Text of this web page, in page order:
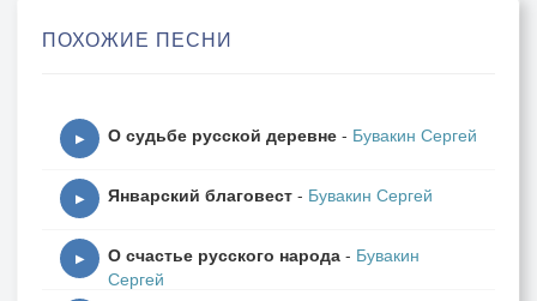
и снег мерцает как дорогой хрусталь.
и бросит серебро на макушки лип.
и сразу слышится половицы скрип.
Несётся с неба морозная сладость,
и искрится бисер в янтарном платье.
ПОХОЖИЕ ПЕСНИ
▶ О судьбе русской деревне - Бувакин Сергей
▶ Январский благовест - Бувакин Сергей
▶ О счастье русского народа - Бувакин
Сергей